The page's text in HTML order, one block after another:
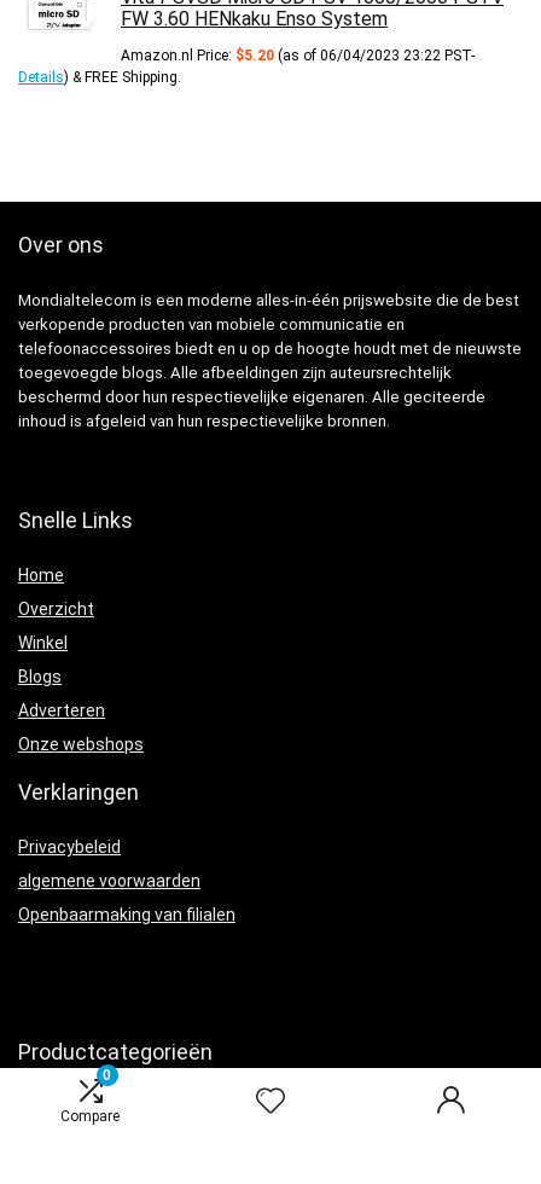
0
Compare
FW 3.60 HENkaku Enso System
Amazon.nl Price: $5.20 (as of 06/04/2023 23:22 PST-
Details) & FREE Shipping.
Over ons
Mondialtelecom is een moderne alles-in-één prijswebsite die de best
verkopende producten van mobiele communicatie en
telefoonaccessoires biedt en u op de hoogte houdt met de nieuwste
toegevoegde blogs. Alle afbeeldingen zijn auteursrechtelijk
beschermd door hun respectievelijke eigenaren. Alle geciteerde
inhoud is afgeleid van hun respectievelijke bronnen.
Snelle Links
Home
Overzicht
Winkel
Blogs
Adverteren
Onze webshops
Verklaringen
Privacybeleid
algemene voorwaarden
Openbaarmaking van filialen
Productcategorieën
Laders